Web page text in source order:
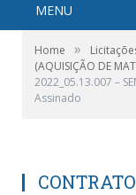
MENU
Home »
(AQUISIÇÃO DE
2022_05.13.007 –
Assinado